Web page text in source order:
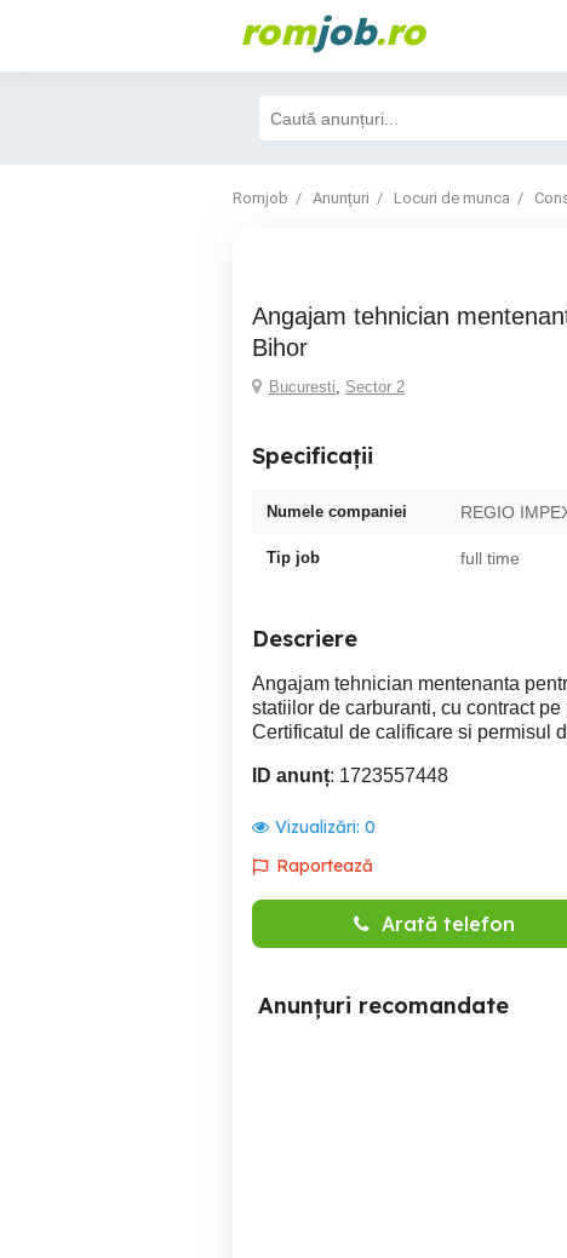
romjob.ro
Romjob Anunțuri Locuri de munca
Angajam tehnician mentenanta zona Salaj si
Bihor
Bucuresti, Sector 2
Specificații
Numele companiei REGIO
Tip job full time
Descriere
Angajam tehnician mentenanta
statiilor de carburanti, cu contract
Certificatul de calificare si permisul
ID anunț: 1723557448
Vizualizări: 0
Raportează
Arată telefon
Anunțuri recomandate